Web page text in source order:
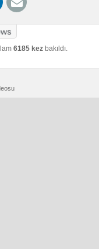
6185 kez bakıldı.